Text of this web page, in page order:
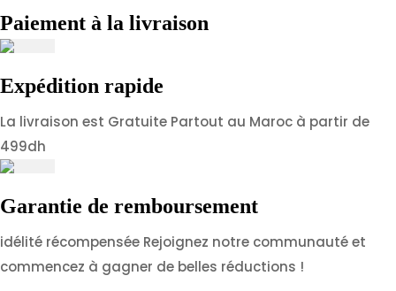
Paiement à la livraison
Expédition rapide
La livraison est Gratuite Partout au Maroc à partir de
499dh
Garantie de remboursement
idélité récompensée Rejoignez notre communauté et
commencez à gagner de belles réductions !